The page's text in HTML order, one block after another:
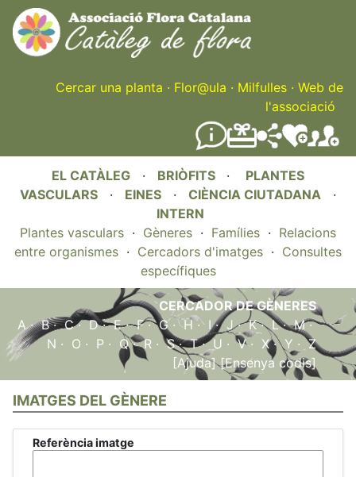
Skip
to
main
content
Cercar una planta · Flor@ula · Milfulles · Web de
l'associació
EL CATÀLEG · BRIÒFITS · PLANTES
VASCULARS · EINES · CIÈNCIA CIUTADANA ·
INTERN
Plantes vasculars · Gèneres · Famílies · Relacions
entre organismes · Cercadors d'imatges · Consultes
específiques
CERCADOR DE GÈNERES
A·B·C·D·E·F·G·H · I·J·K·L·M·
N · O · P · Q·R ·S·T·U ·V· X·Y ·Z
[Ajuda][Ensenya codis]
IMATGES DEL GÈNERE
Referència imatge